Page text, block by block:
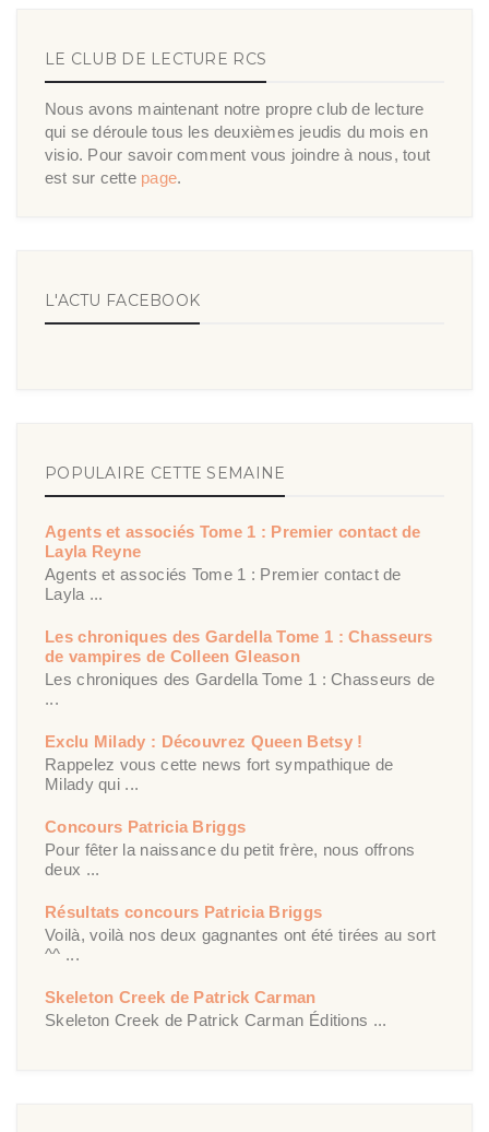
LE CLUB DE LECTURE RCS
Nous avons maintenant notre propre club de lecture
qui se déroule tous les deuxièmes jeudis du mois en
visio. Pour savoir comment vous joindre à nous, tout
est sur cette page.
L'ACTU FACEBOOK
POPULAIRE CETTE SEMAINE
Agents et associés Tome 1 : Premier contact de
Layla Reyne
Agents et associés Tome 1 : Premier contact de
Layla ...
Les chroniques des Gardella Tome 1 : Chasseurs
de vampires de Colleen Gleason
Les chroniques des Gardella Tome 1 : Chasseurs de
...
Exclu Milady : Découvrez Queen Betsy !
Rappelez vous cette news fort sympathique de
Milady qui ...
Concours Patricia Briggs
Pour fêter la naissance du petit frère, nous offrons
deux ...
Résultats concours Patricia Briggs
Voilà, voilà nos deux gagnantes ont été tirées au sort
^^ ...
Skeleton Creek de Patrick Carman
Skeleton Creek de Patrick Carman Éditions ...